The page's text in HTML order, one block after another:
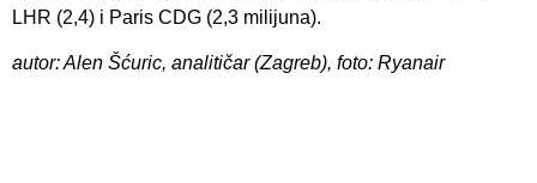
LHR (2,4) i Paris CDG (2,3 milijuna).
autor: Alen Šćuric, analitičar (Zagreb), foto: Ryanair